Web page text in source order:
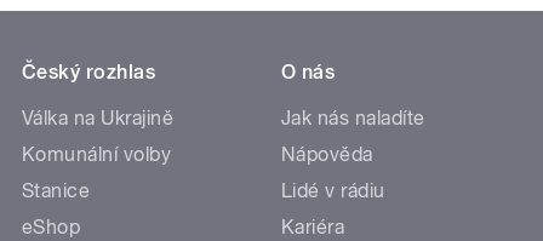
Český rozhlas
Válka na Ukrajině
Komunální volby
Stanice
eShop
O nás
Jak nás naladíte
Nápověda
Lidé v rádiu
Kariéra